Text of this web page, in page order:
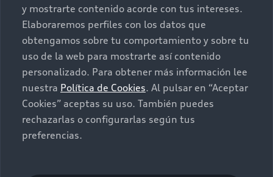
y mostrarte contenido acorde con tus intereses.
Elaboraremos perfiles con los datos que
obtengamos sobre tu comportamiento y sobre tu
uso de la web para mostrarte así contenido
personalizado. Para obtener más información lee
nuestra Política de Cookies. Al pulsar en “Aceptar
Cookies” aceptas su uso. También puedes
rechazarlas o configurarlas según tus
preferencias.
Quiero un Audi nuevo
Seminuevos
Audi certified:Plus
Contacto
Contáctanos
Citas de servicio
Información de vehículo nuevo